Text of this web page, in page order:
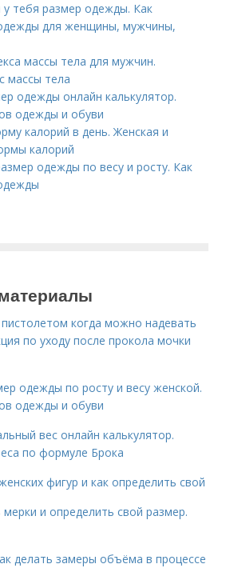
у тебя размер одежды. Как
для женщины, мужчины,
массы тела для мужчин.
массы тела
одежды онлайн калькулятор.
одежды и обуви
калорий в день. Женская и
калорий
одежды по весу и росту. Как
когда можно надевать
по уходу после прокола мочки
одежды по росту и весу женской.
одежды и обуви
вес онлайн калькулятор.
по формуле Брока
фигур и как определить свой
и определить свой размер.
делать замеры объёма в процессе